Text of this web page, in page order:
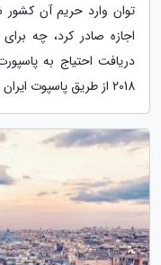
توان وارد حریم آن کشور
اجازه صادر کرد، چه
دریافت احتیاج به
2018 از طریق پاسپوت ایران به 42 کشور دنیا...